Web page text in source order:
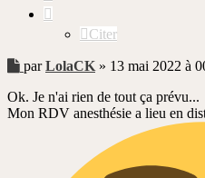
Citer
Message
lu
parLolaCK » 13 mai 2022 à
Ok. Je n'ai rien de tout ça prévu...
Mon RDV anesthésie a lieu en